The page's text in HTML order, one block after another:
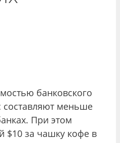
банковского
составляют меньше
При этом
$10 за чашку кофе в